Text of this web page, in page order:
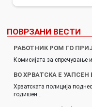
ПОВРЗАНИ ВЕСТИ
РАБОТНИК РОМ ГО
Комисијата за спречување
ВО ХРВАТСКА Е
Хрватската полиција
годишен…